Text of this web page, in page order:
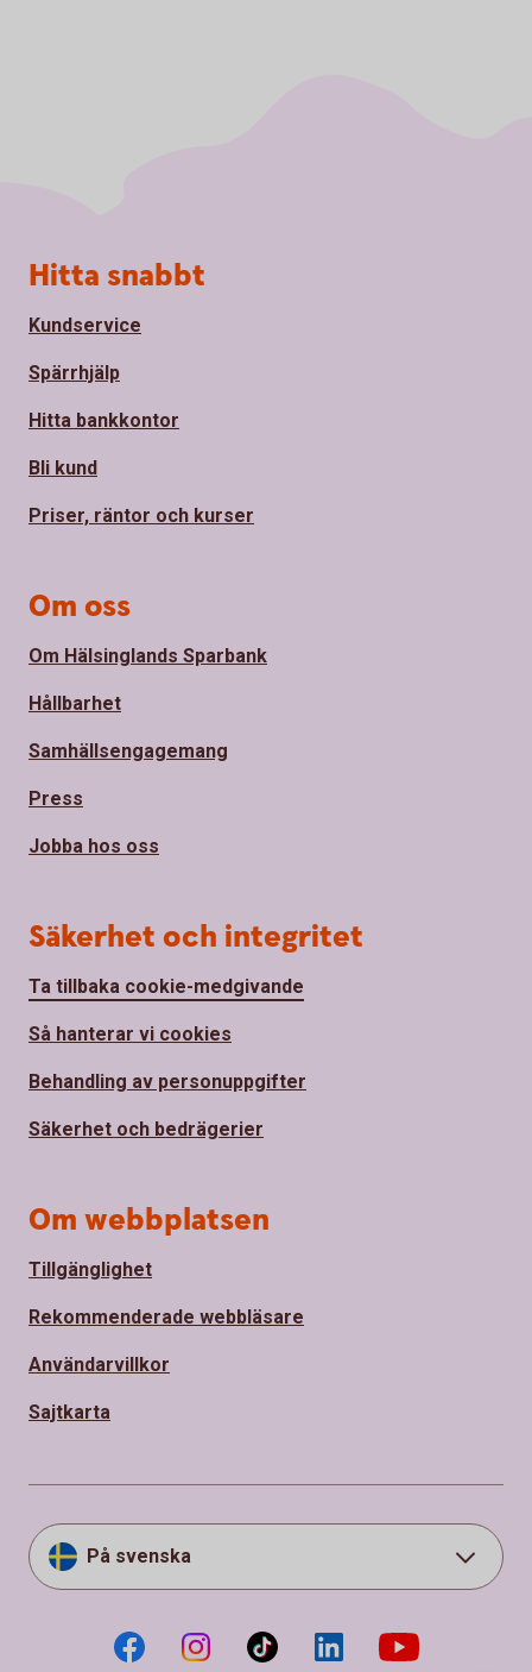
Sidfot
Hitta snabbt
Kundservice
Spärrhjälp
Hitta bankkontor
Bli kund
Priser, räntor och kurser
Om oss
Om Hälsinglands Sparbank
Hållbarhet
Samhällsengagemang
Press
Jobba hos oss
Säkerhet och integritet
Ta tillbaka cookie-medgivande
Så hanterar vi cookies
Behandling av personuppgifter
Säkerhet och bedrägerier
Om webbplatsen
Tillgänglighet
Rekommenderade webbläsare
Användarvillkor
Sajtkarta
På svenska